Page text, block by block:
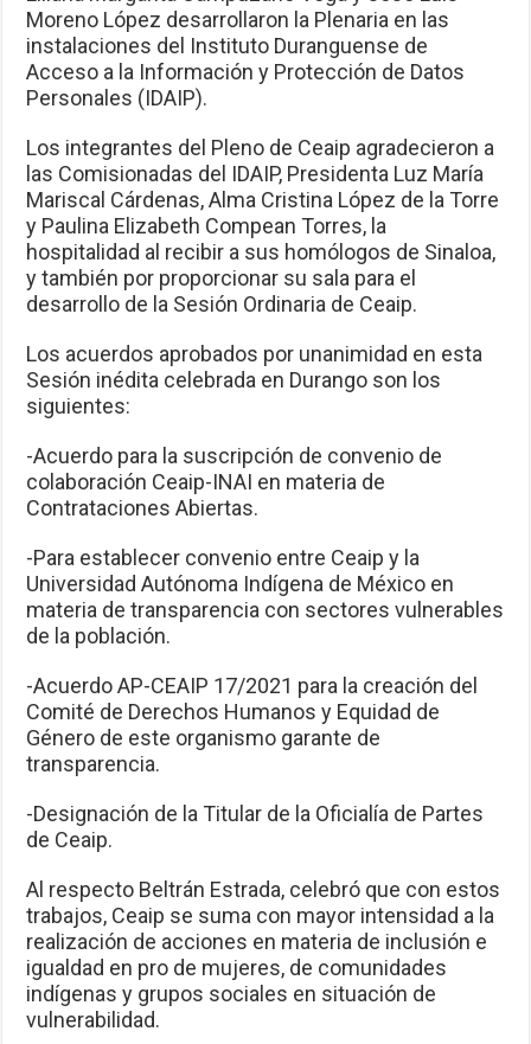
Moreno López desarrollaron la Plenaria en las
instalaciones del Instituto Duranguense de
Acceso a la Información y Protección de Datos
Personales (IDAIP).
Los integrantes del Pleno de Ceaip agradecieron a
las Comisionadas del IDAIP, Presidenta Luz María
Mariscal Cárdenas, Alma Cristina López de la Torre
y Paulina Elizabeth Compean Torres, la
hospitalidad al recibir a sus homólogos de Sinaloa,
y también por proporcionar su sala para el
desarrollo de la Sesión Ordinaria de Ceaip.
Los acuerdos aprobados por unanimidad en esta
Sesión inédita celebrada en Durango son los
siguientes:
-Acuerdo para la suscripción de convenio de
colaboración Ceaip-INAI en materia de
Contrataciones Abiertas.
-Para establecer convenio entre Ceaip y la
Universidad Autónoma Indígena de México en
materia de transparencia con sectores vulnerables
de la población.
-Acuerdo AP-CEAIP 17/2021 para la creación del
Comité de Derechos Humanos y Equidad de
Género de este organismo garante de
transparencia.
-Designación de la Titular de la Oficialía de Partes
de Ceaip.
Al respecto Beltrán Estrada, celebró que con estos
trabajos, Ceaip se suma con mayor intensidad a la
realización de acciones en materia de inclusión e
igualdad en pro de mujeres, de comunidades
indígenas y grupos sociales en situación de
vulnerabilidad.